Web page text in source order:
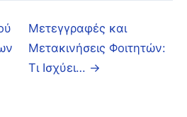
Μετεγγραφές και
Μετακινήσεις Φοιτητών:
Τι Ισχύει… →